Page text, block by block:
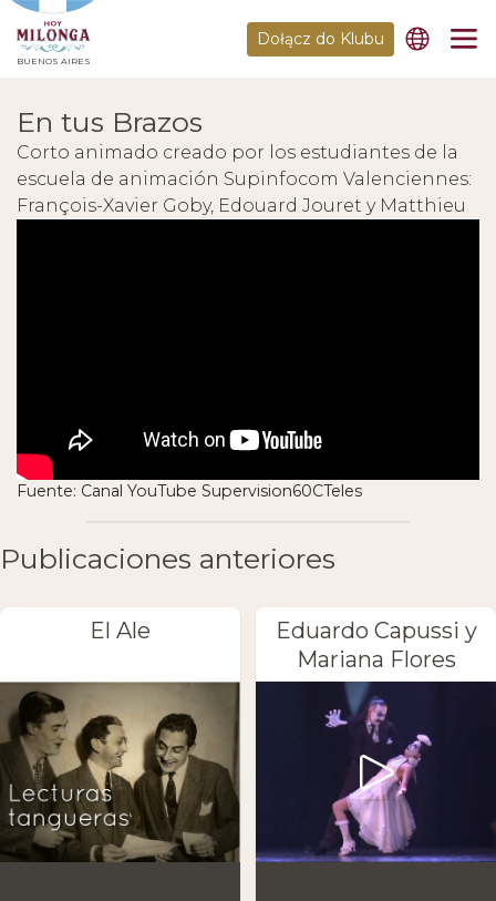
BUENOS AIRES
Dołącz do Klubu
En tus Brazos
Corto animado creado por los estudiantes de la
escuela de animación Supinfocom Valenciennes:
François-Xavier Goby, Edouard Jouret y Matthieu
Fuente: Canal YouTube Supervision60CTeles
Publicaciones anteriores
El Ale
Eduardo Capussi y
Mariana Flores